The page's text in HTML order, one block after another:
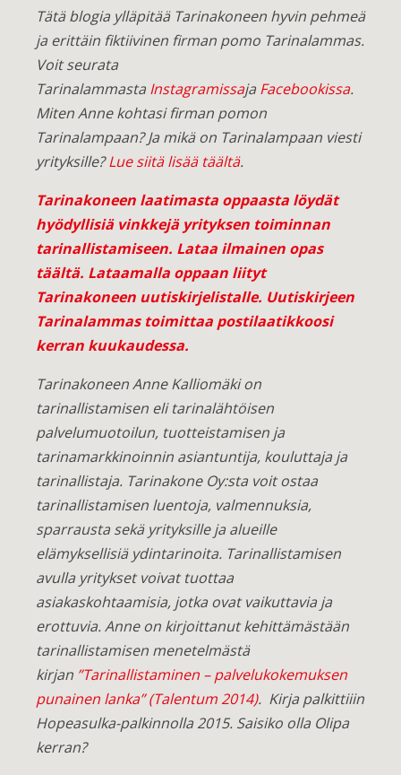
Tätä blogia ylläpitää Tarinakoneen hyvin pehmeä
ja erittäin fiktiivinen firman pomo Tarinalammas.
Voit seurata
Tarinalammasta Instagramissaja Facebookissa.
Miten Anne kohtasi firman pomon
Tarinalampaan? Ja mikä on Tarinalampaan viesti
yrityksille?Lue siitä lisää täältä.
Tarinakoneen laatimasta oppaasta löydät
hyödyllisiä vinkkejä yrityksen toiminnan
tarinallistamiseen. Lataa ilmainen opas
täältä. Lataamalla oppaan liityt
Tarinakoneen uutiskirjelistalle. Uutiskirjeen
Tarinalammas toimittaa postilaatikkoosi
kerran kuukaudessa.
Tarinakoneen Anne Kalliomäki on
tarinallistamisen eli tarinalähtöisen
palvelumuotoilun, tuotteistamisen ja
tarinamarkkinoinnin asiantuntija, kouluttaja ja
tarinallistaja. Tarinakone Oy:sta voit ostaa
tarinallistamisen luentoja, valmennuksia,
sparrausta sekä yrityksille ja alueille
elämyksellisiä ydintarinoita. Tarinallistamisen
avulla yritykset voivat tuottaa
asiakaskohtaamisia, jotka ovat vaikuttavia ja
erottuvia. Anne on kirjoittanut kehittämästään
tarinallistamisen menetelmästä
kirjan ”Tarinallistaminen – palvelukokemuksen
punainen lanka” (Talentum 2014). Kirja palkittiiin
Hopeasulka-palkinnolla 2015. Saisiko olla Olipa
kerran?